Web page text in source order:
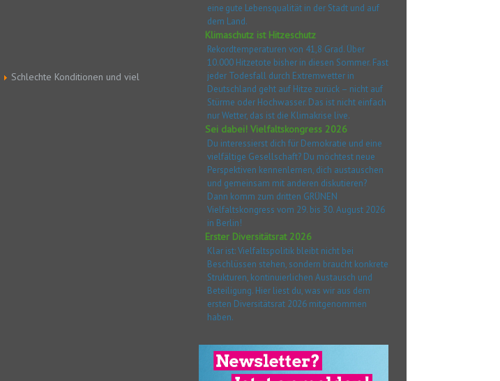
Schlechte Konditionen und viel
eine gute Lebensqualität in der Stadt und auf
dem Land.
Klimaschutz ist Hitzeschutz
Rekordtemperaturen von 41,8 Grad. Über
10.000 Hitzetote bisher in diesen Sommer. Fast
jeder Todesfall durch Extremwetter in
Deutschland geht auf Hitze zurück – nicht auf
Stürme oder Hochwasser. Das ist nicht einfach
nur Wetter, das ist die Klimakrise live.
Sei dabei! Vielfaltskongress 2026
Du interessierst dich für Demokratie und eine
vielfältige Gesellschaft? Du möchtest neue
Perspektiven kennenlernen, dich austauschen
und gemeinsam mit anderen diskutieren?
Dann komm zum dritten GRÜNEN
Vielfaltskongress vom 29. bis 30. August 2026
in Berlin!
Erster Diversitätsrat 2026
Klar ist: Vielfaltspolitik bleibt nicht bei
Beschlüssen stehen, sondern braucht konkrete
Strukturen, kontinuierlichen Austausch und
Beteiligung. Hier liest du, was wir aus dem
ersten Diversitätsrat 2026 mitgenommen
haben.